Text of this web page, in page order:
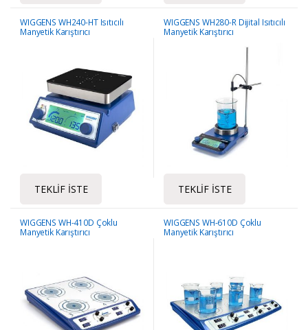
WIGGENS WH240-HT Isıtıcılı
Manyetik Karıştırıcı
TEKLIF İSTE
WIGGENS WH280-R Dijital Isıtıcılı
Manyetik Karıştırıcı
TEKLIF İSTE
WIGGENS WH-410D Çoklu
Manyetik Karıştırıcı
WIGGENS WH-610D Çoklu
Manyetik Karıştırıcı